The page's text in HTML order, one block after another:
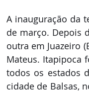
A inauguração da
de março. Depois
outra em Juazeiro
Mateus. Itapipoca
todos os estados
cidade de Balsas,